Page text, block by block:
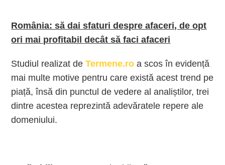
România: să dai sfaturi despre afaceri, de opt
ori mai profitabil decât să faci afaceri
Studiul realizat deTermene.ro a scos în evidență
mai multe motive pentru care există acest trend pe
piață, însă din punctul de vedere al analiștilor, trei
dintre acestea reprezintă adevăratele repere ale
domeniului.